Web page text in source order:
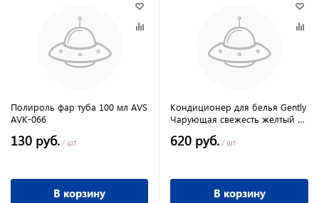
Полироль фар туба 100 мл AVS
AVK-066
130 руб. / шт
В корзину
Кондиционер для белья Gently
Чарующая свежесть желтый 5
620 руб. / шт
В корзину